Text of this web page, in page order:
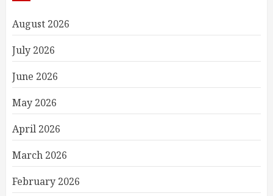
August 2026
July 2026
June 2026
May 2026
April 2026
March 2026
February 2026